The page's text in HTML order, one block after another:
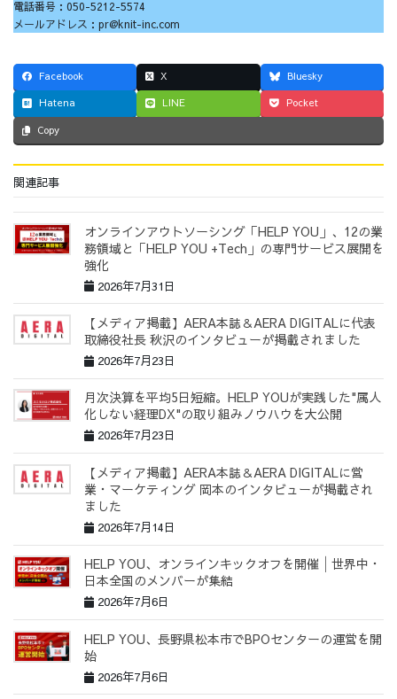
電話番号：050-5212-5574
メールアドレス：pr@knit-inc.com
Facebook X
Bluesky
Hatena
LINE Pocket
Copy
関連記事
オンラインアウトソーシング「HELP YOU」、12の業
務領域と「HELP YOU +Tech」の専門サービス展開を
強化
2026年7月31日
【メディア掲載】AERA本誌＆AERA DIGITALに代表
取締役社長 秋沢のインタビューが掲載されました
2026年7月23日
月次決算を平均5日短縮。HELP YOUが実践した"属人
化しない経理DX"の取り組みノウハウを大公開
2026年7月23日
【メディア掲載】AERA本誌＆AERA DIGITALに営
業・マーケティング 岡本のインタビューが掲載され
ました
2026年7月14日
HELP YOU、オンラインキックオフを開催│世界中・
日本全国のメンバーが集結
2026年7月6日
HELP YOU、長野県松本市でBPOセンターの運営を開
始
2026年7月6日